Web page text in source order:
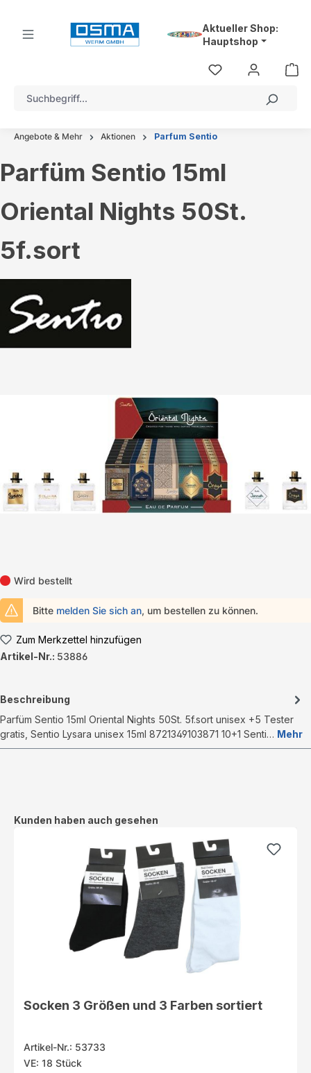
Aktueller Shop:
Hauptshop
Angebote & Mehr Aktionen Parfum Sentio
Parfüm Sentio 15ml
Oriental Nights 50St.
5f.sort
Wird bestellt
Bitte melden Sie sich an, um bestellen zu können.
Zum Merkzettel hinzufügen
Artikel-Nr.: 53886
Beschreibung
Parfüm Sentio 15ml Oriental Nights 50St. 5f.sort unisex +5 Tester
gratis, Sentio Lysara unisex 15ml 8721349103871 10+1 Senti… Mehr
Produktgalerie überspringen
Kunden haben auch gesehen
Socken 3 Größen und 3 Farben sortiert
Artikel-Nr.: 53733
VE: 18 Stück